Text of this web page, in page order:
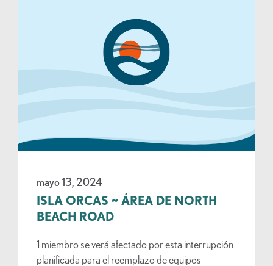
mayo 13, 2024
ISLA ORCAS ~ ÁREA DE NORTH
BEACH ROAD
1 miembro se verá afectado por esta interrupción
planificada para el reemplazo de equipos